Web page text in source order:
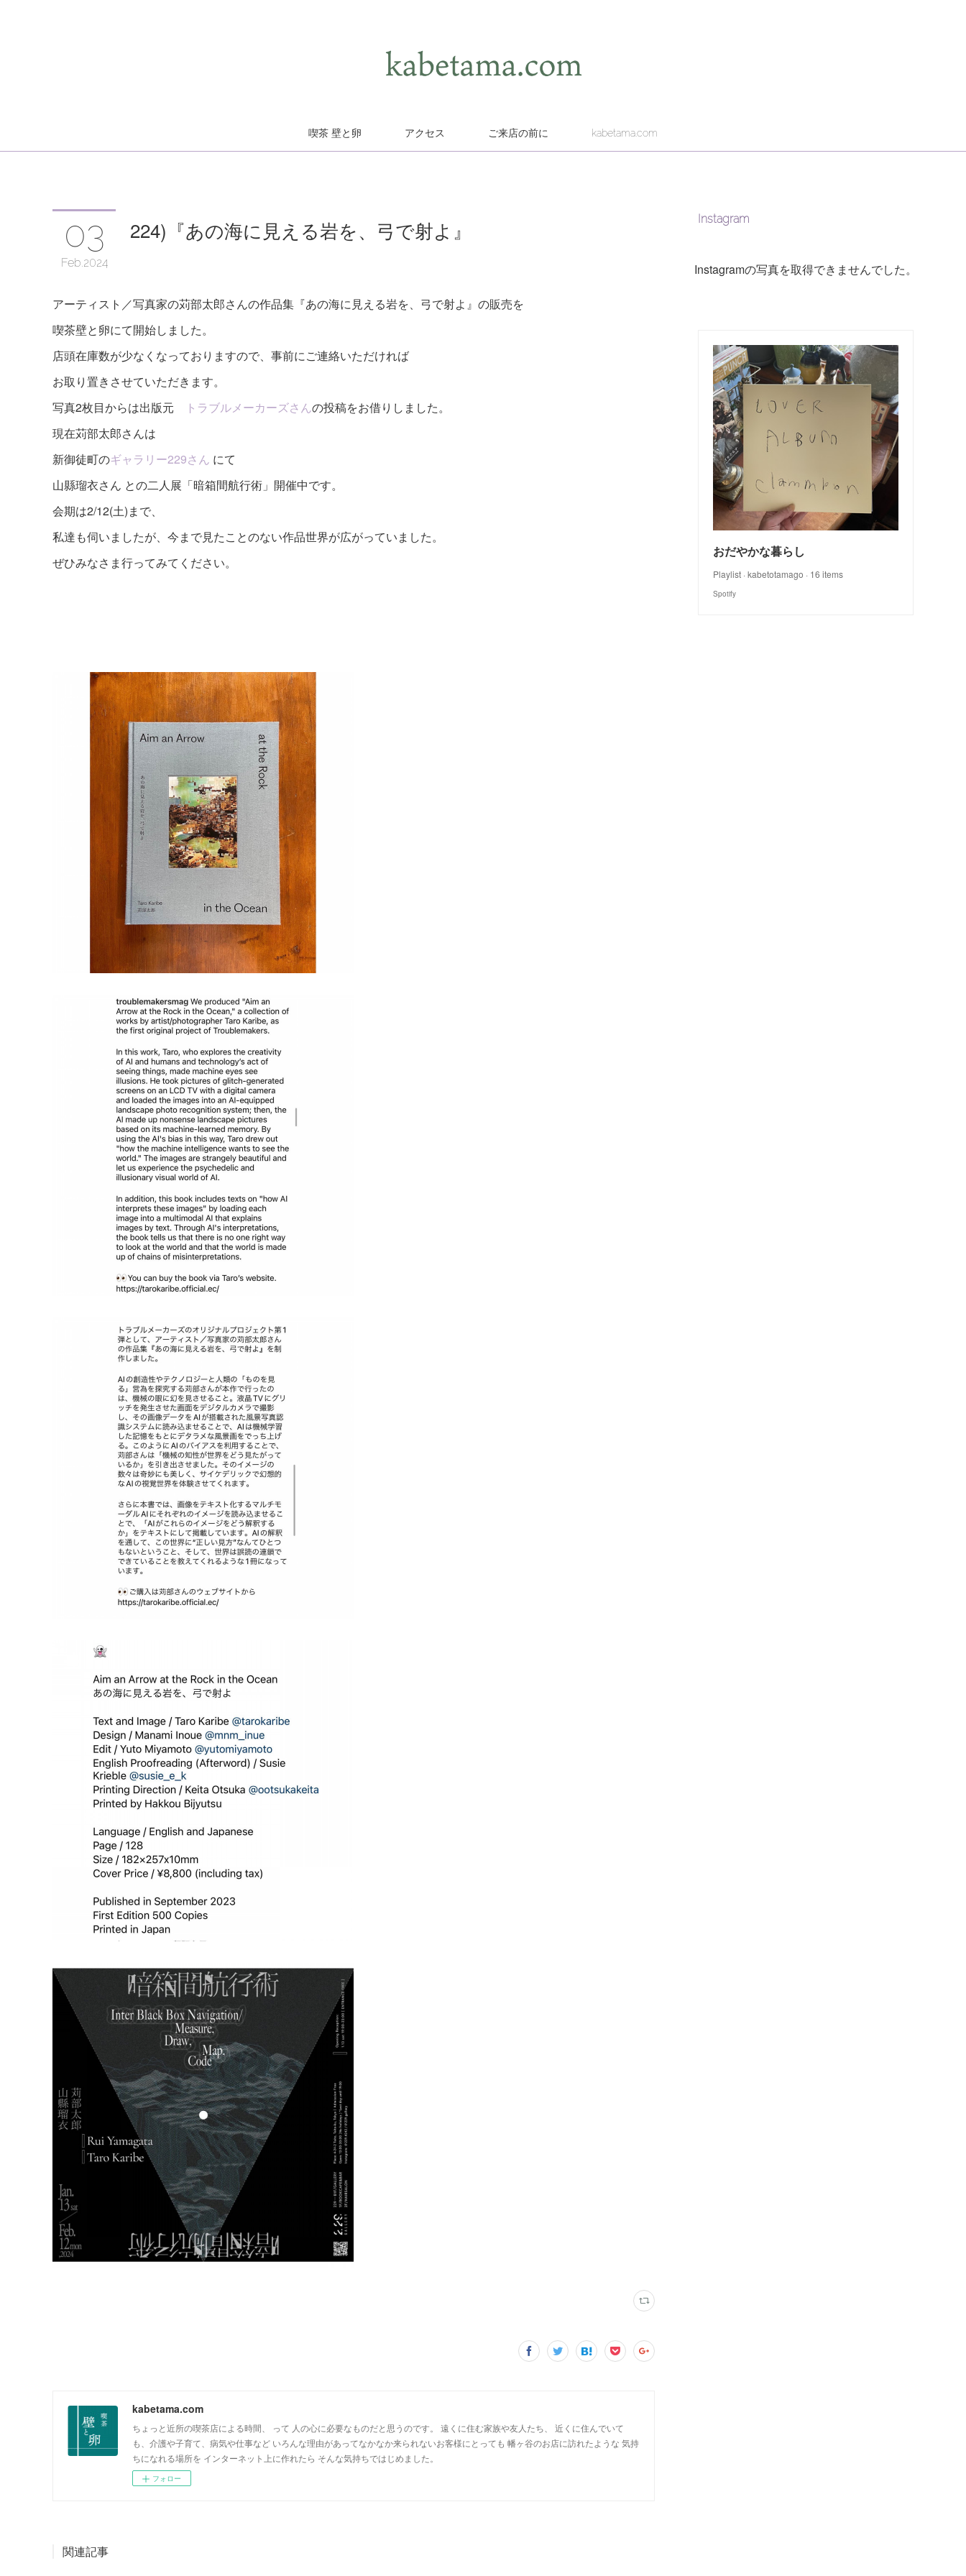
喫茶 壁と卵 アクセス ご来店の前に kabetama.com
03
Feb 2024
224)『あの海に見える岩を、弓で射よ』
アーティスト／写真家の苅部太郎さんの作品集『あの海に見える岩を、弓で射よ』の販売を
喫茶壁と卵にて開始しました。
店頭在庫数が少なくなっておりますので、事前にご連絡いただければ
お取り置きさせていただきます。
写真2枚目からは出版元
トラブルメーカーズさんの投稿をお借りしました。
現在苅部太郎さんは
新御徒町のギャラリー229さん にて
山縣瑠衣さん との二人展「暗箱間航行術」開催中です。
会期は2/12(土)まで、
私達も伺いましたが、今まで見たことのない作品世界が広がっていました。
ぜひみなさま行ってみてください。
kabetama.com
ちょっと近所の喫茶店による時間、 って 人の心に必要なものだと思うのです。 遠くに住む家族や友人たち、 近くに住んでいて
も、介護や子育て、病気や仕事など いろんな理由があってなかなか来られないお客様にとっても 幡ヶ谷のお店に訪れたような 気持
ちになれる場所を インターネット上に作れたら そんな気持ちではじめました。
フォロー
関連記事
Instagram
Instagramの写真を取得できませんでした。
おだやかな暮らし
Playlist · kabetotamago · 16 items
Spotify